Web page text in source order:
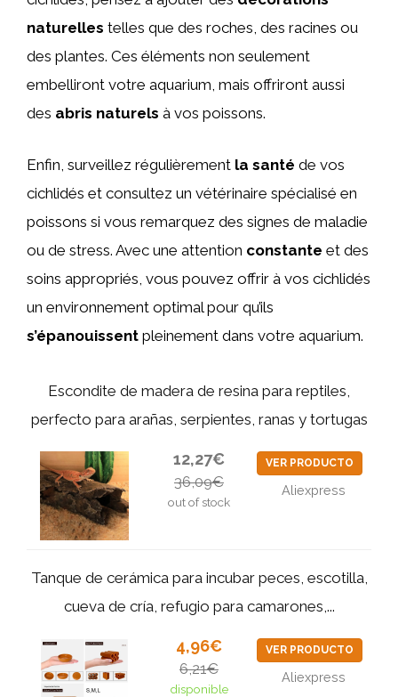
naturelles telles que des roches, des racines ou
des plantes. Ces éléments non seulement
embelliront votre aquarium, mais offriront aussi
des abris naturels à vos poissons.
Enfin, surveillez régulièrement la santé de vos
cichlidés et consultez un vétérinaire spécialisé en
poissons si vous remarquez des signes de maladie
ou de stress. Avec une attention constante et des
soins appropriés, vous pouvez offrir à vos cichlidés
un environnement optimal pour qu’ils
s’épanouissent pleinement dans votre aquarium.
Escondite de madera de resina para reptiles,
perfecto para arañas, serpientes, ranas y tortugas
12,27€
36,09€
out of stock
VER PRODUCTO
Aliexpress
Tanque de cerámica para incubar peces, escotilla,
cueva de cría, refugio para camarones,...
4,96€
6,21€
disponible
VER PRODUCTO
Aliexpress